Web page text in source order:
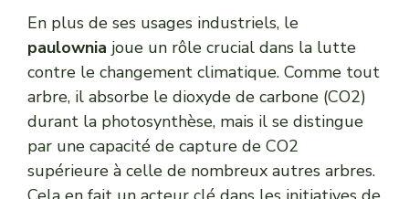
En plus de ses usages industriels, le
paulownia joue un rôle crucial dans la lutte
contre le changement climatique. Comme tout
arbre, il absorbe le dioxyde de carbone (CO2)
durant la photosynthèse, mais il se distingue
par une capacité de capture de CO2
supérieure à celle de nombreux autres arbres.